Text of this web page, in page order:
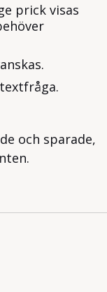
prick visas
och sparade,